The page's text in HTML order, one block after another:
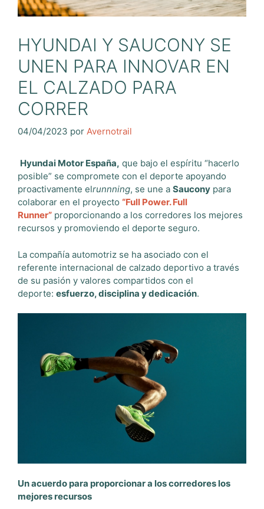
HYUNDAI Y SAUCONY SE
UNEN PARA INNOVAR EN
EL CALZADO PARA
CORRER
04/04/2023 por Avernotrail
Hyundai Motor España, que bajo el espíritu “hacerlo
posible” se compromete con el deporte apoyando
proactivamente elrunnning, se une a Saucony para
colaborar en el proyecto “Full Power. Full
Runner” proporcionando a los corredores los mejores
recursos y promoviendo el deporte seguro.
La compañía automotriz se ha asociado con el
referente internacional de calzado deportivo a través
de su pasión y valores compartidos con el
deporte: esfuerzo, disciplina y dedicación.
Un acuerdo para proporcionar a los corredores los
mejores recursos